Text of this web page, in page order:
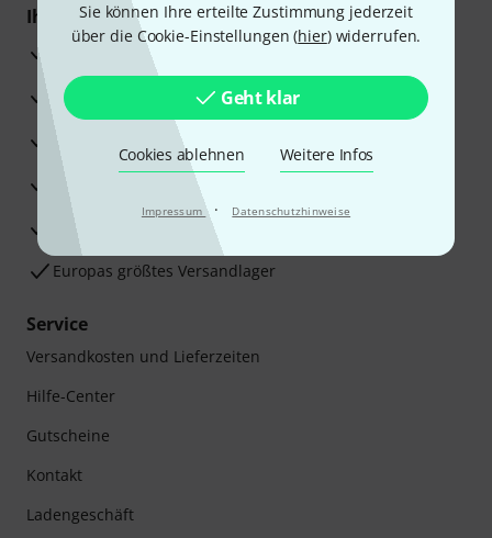
Sie können Ihre erteilte Zustimmung jederzeit
über die Cookie-Einstellungen (hier) widerrufen.
Geht klar
Cookies ablehnen Weitere Infos
Impressum · Datenschutzhinweise
Ihre Vorteile
3 Jahre Thomann Garantie
30 Tage Money-Back-Garantie
Beratung durch Fachexperten
Zufriedenheitsgarantie
Europas größtes Versandlager
Service
Versandkosten und Lieferzeiten
Hilfe-Center
Gutscheine
Kontakt
Ladengeschäft